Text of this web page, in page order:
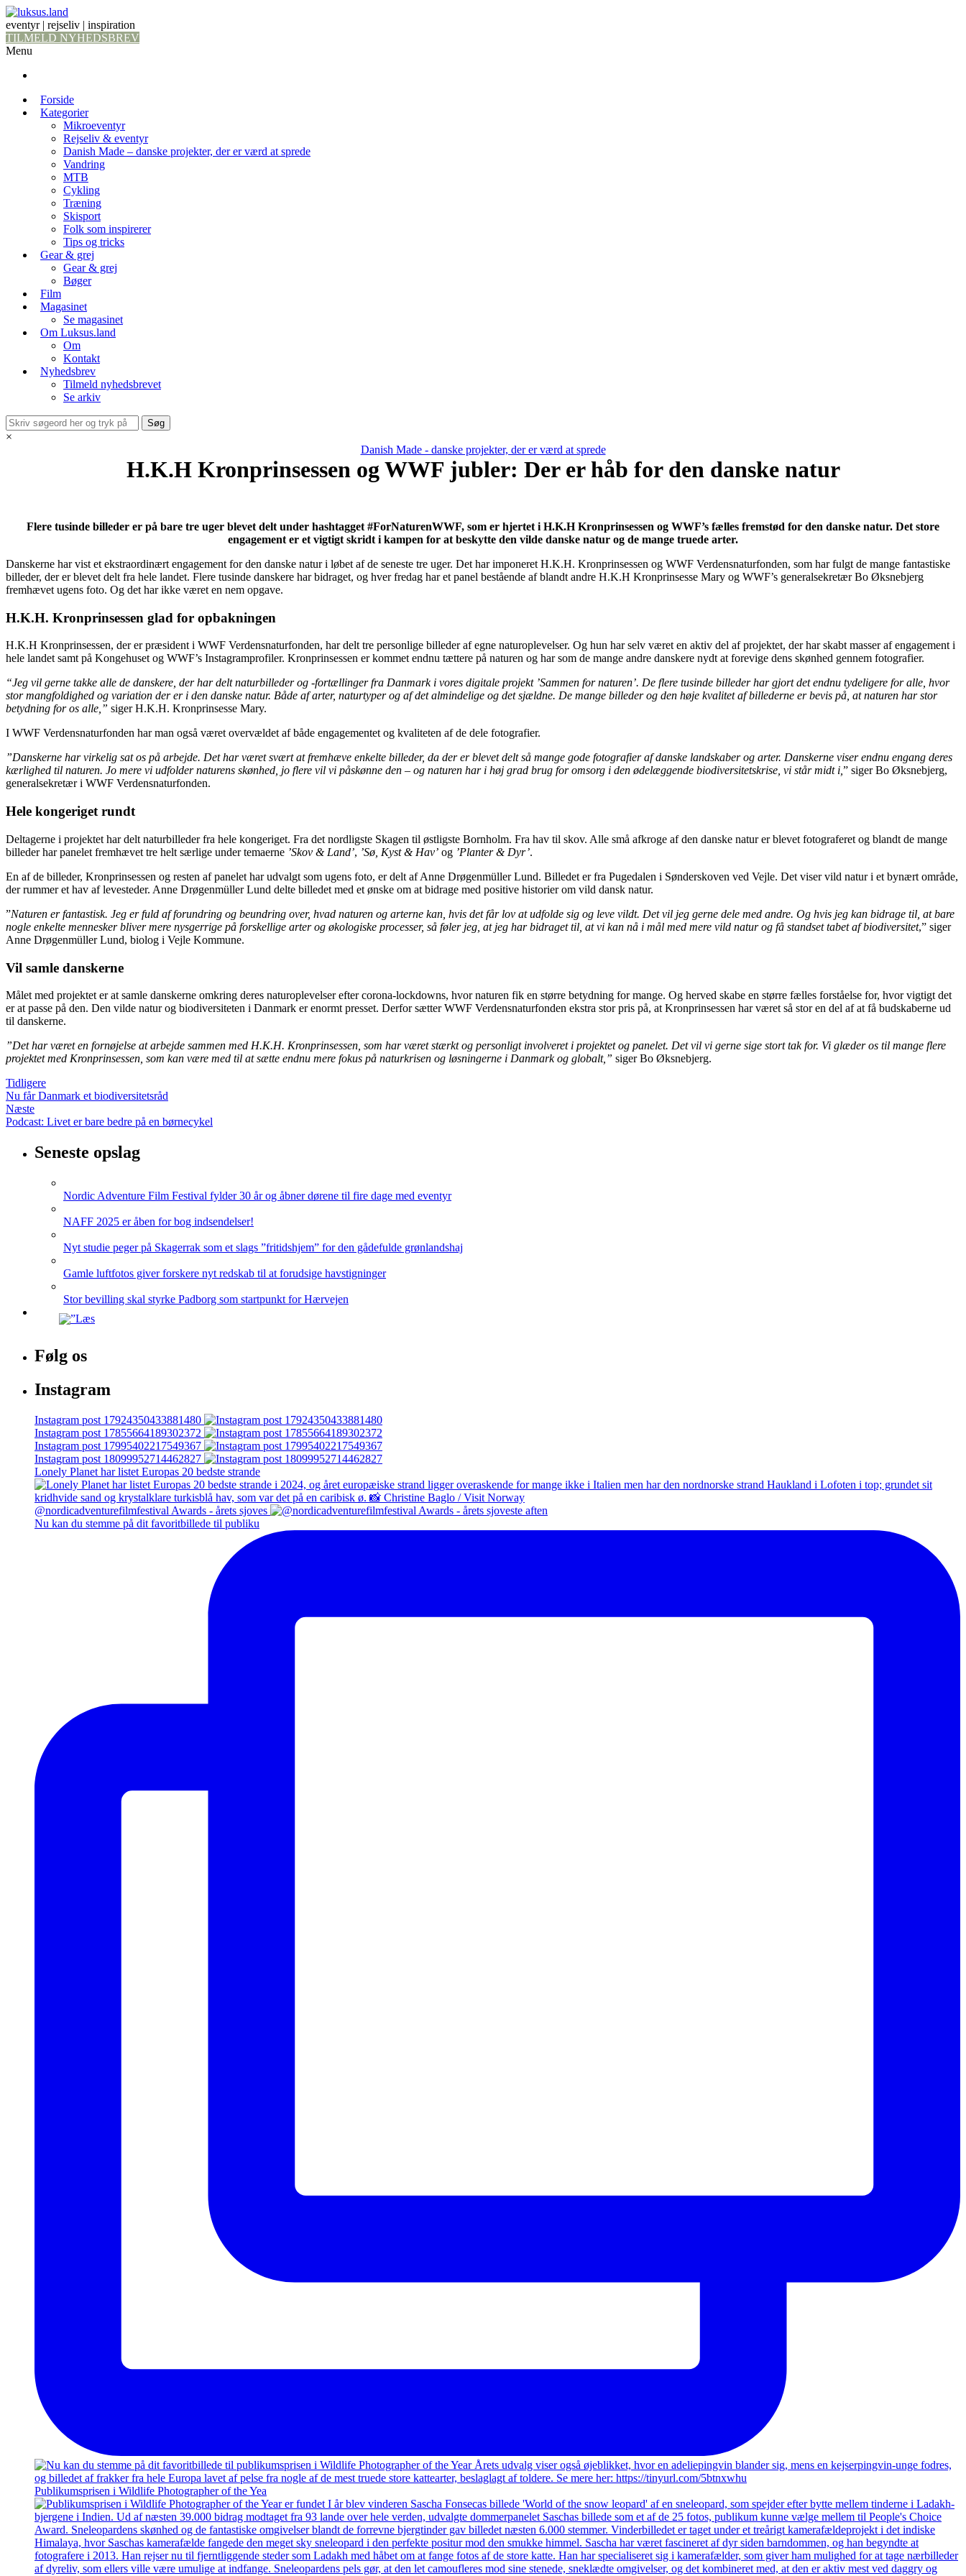
eventyr | rejseliv | inspiration
TILMELD NYHEDSBREV
Menu
Forside
Kategorier
Mikroeventyr
Rejseliv & eventyr
Danish Made – danske projekter, der er værd at sprede
Vandring
MTB
Cykling
Træning
Skisport
Folk som inspirerer
Tips og tricks
Gear & grej
Gear & grej
Bøger
Film
Magasinet
Se magasinet
Om Luksus.land
Om
Kontakt
Nyhedsbrev
Tilmeld nyhedsbrevet
Se arkiv
×
Danish Made - danske projekter, der er værd at sprede
H.K.H Kronprinsessen og WWF jubler: Der er håb for den danske natur
Flere tusinde billeder er på bare tre uger blevet delt under hashtagget #ForNaturenWWF, som er hjertet i H.K.H Kronprinsessen og WWF’s fælles fremstød for den danske natur. Det store
engagement er et vigtigt skridt i kampen for at beskytte den vilde danske natur og de mange truede arter.
Danskerne har vist et ekstraordinært engagement for den danske natur i løbet af de seneste tre uger. Det har imponeret H.K.H. Kronprinsessen og WWF Verdensnaturfonden, som har fulgt de mange fantastiske
billeder, der er blevet delt fra hele landet. Flere tusinde danskere har bidraget, og hver fredag har et panel bestående af blandt andre H.K.H Kronprinsesse Mary og WWF’s generalsekretær Bo Øksnebjerg
fremhævet ugens foto. Og det har ikke været en nem opgave.
H.K.H. Kronprinsessen glad for opbakningen
H.K.H Kronprinsessen, der er præsident i WWF Verdensnaturfonden, har delt tre personlige billeder af egne naturoplevelser. Og hun har selv været en aktiv del af projektet, der har skabt masser af engagement i
hele landet samt på Kongehuset og WWF’s Instagramprofiler. Kronprinsessen er kommet endnu tættere på naturen og har som de mange andre danskere nydt at forevige dens skønhed gennem fotografier.
“Jeg vil gerne takke alle de danskere, der har delt naturbilleder og -fortællinger fra Danmark i vores digitale projekt ’Sammen for naturen’. De flere tusinde billeder har gjort det endnu tydeligere for alle, hvor
stor mangfoldighed og variation der er i den danske natur. Både af arter, naturtyper og af det almindelige og det sjældne. De mange billeder og den høje kvalitet af billederne er bevis på, at naturen har stor
betydning for os alle,” siger H.K.H. Kronprinsesse Mary.
I WWF Verdensnaturfonden har man også været overvældet af både engagementet og kvaliteten af de dele fotografier.
”Danskerne har virkelig sat os på arbejde. Det har været svært at fremhæve enkelte billeder, da der er blevet delt så mange gode fotografier af danske landskaber og arter. Danskerne viser endnu engang deres
kærlighed til naturen. Jo mere vi udfolder naturens skønhed, jo flere vil vi påskønne den – og naturen har i høj grad brug for omsorg i den ødelæggende biodiversitetskrise, vi står midt i,” siger Bo Øksnebjerg,
generalsekretær i WWF Verdensnaturfonden.
Hele kongeriget rundt
Deltagerne i projektet har delt naturbilleder fra hele kongeriget. Fra det nordligste Skagen til østligste Bornholm. Fra hav til skov. Alle små afkroge af den danske natur er blevet fotograferet og blandt de mange
billeder har panelet fremhævet tre helt særlige under temaerne ’Skov & Land’, ’Sø, Kyst & Hav’ og ’Planter & Dyr’.
En af de billeder, Kronprinsessen og resten af panelet har udvalgt som ugens foto, er delt af Anne Drøgenmüller Lund. Billedet er fra Pugedalen i Sønderskoven ved Vejle. Det viser vild natur i et bynært område,
der rummer et hav af levesteder. Anne Drøgenmüller Lund delte billedet med et ønske om at bidrage med positive historier om vild dansk natur.
”Naturen er fantastisk. Jeg er fuld af forundring og beundring over, hvad naturen og arterne kan, hvis det får lov at udfolde sig og leve vildt. Det vil jeg gerne dele med andre. Og hvis jeg kan bidrage til, at bare
nogle enkelte mennesker bliver mere nysgerrige på forskellige arter og økologiske processer, så føler jeg, at jeg har bidraget til, at vi kan nå i mål med mere vild natur og få standset tabet af biodiversitet,” siger
Anne Drøgenmüller Lund, biolog i Vejle Kommune.
Vil samle danskerne
Målet med projektet er at samle danskerne omkring deres naturoplevelser efter corona-lockdowns, hvor naturen fik en større betydning for mange. Og herved skabe en større fælles forståelse for, hvor vigtigt det
er at passe på den. Den vilde natur og biodiversiteten i Danmark er enormt presset. Derfor sætter WWF Verdensnaturfonden ekstra stor pris på, at Kronprinsessen har været så stor en del af at få budskaberne ud
til danskerne.
”Det har været en fornøjelse at arbejde sammen med H.K.H. Kronprinsessen, som har været stærkt og personligt involveret i projektet og panelet. Det vil vi gerne sige stort tak for. Vi glæder os til mange flere
projektet med Kronprinsessen, som kan være med til at sætte endnu mere fokus på naturkrisen og løsningerne i Danmark og globalt,” siger Bo Øksnebjerg.
Tidligere
Nu får Danmark et biodiversitetsråd
Næste
Podcast: Livet er bare bedre på en børnecykel
Seneste opslag
Nordic Adventure Film Festival fylder 30 år og åbner dørene til fire dage med eventyr
NAFF 2025 er åben for bog indsendelser!
Nyt studie peger på Skagerrak som et slags ”fritidshjem” for den gådefulde grønlandshaj
Gamle luftfotos giver forskere nyt redskab til at forudsige havstigninger
Stor bevilling skal styrke Padborg som startpunkt for Hærvejen
Følg os
Instagram
Instagram post 17924350433881480
Instagram post 17855664189302372
Instagram post 17995402217549367
Instagram post 18099952714462827
Lonely Planet har listet Europas 20 bedste strande
@nordicadventurefilmfestival Awards - årets sjoves
Nu kan du stemme på dit favoritbillede til publiku
Publikumsprisen i Wildlife Photographer of the Yea